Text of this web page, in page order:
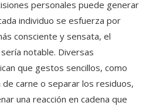
personales puede generar
individuo se esfuerza por
consciente y sensata, el
notable. Diversas
que gestos sencillos, como
de carne o separar los residuos,
una reacción en cadena que